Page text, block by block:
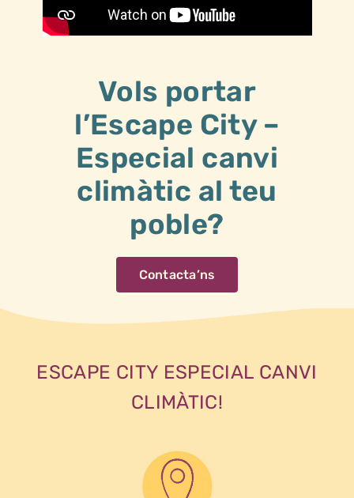
Vols portar
l’Escape City –
Especial canvi
climàtic al teu
poble?
Contacta’ns
ESCAPE CITY ESPECIAL CANVI
CLIMÀTIC!